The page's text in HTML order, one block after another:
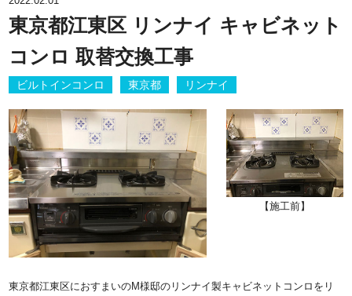
東京都江東区 リンナイ キャビネット
コンロ 取替交換工事
ビルトインコンロ 東京都 リンナイ
【施工前】
東京都江東区におすまいのM様邸のリンナイ製キャビネットコンロをリ